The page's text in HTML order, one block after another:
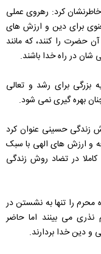
کرد: رهروی عملی
برای دین و ارزش های
حضرت را کنند، که مانند
در راه خدا باشند.
بزرگی برای رشد و تعالی
بهره گیری نمی شود.
زندگی حسینی عنوان کرد
و ارزش های الهی با سبک
در تضاد روش زندگی
محرم را تنها به نشستن در
می بینند اما حاضر
و دین خدا بردارند.